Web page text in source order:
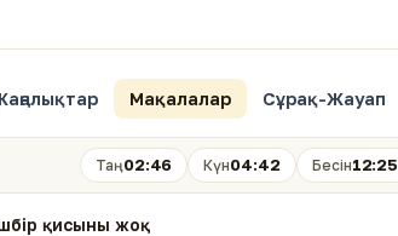
Мақалалар Сұрақ-Жауап
Таң02:46 Күн04:42 Бесін12:25
қисыны жоқ